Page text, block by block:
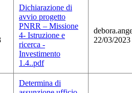
Dichiarazione di
avvio progetto
PNRR – Missione
4- Istruzione e
ricerca -
Investimento
1.4..pdf
22/03/2023
Determina di